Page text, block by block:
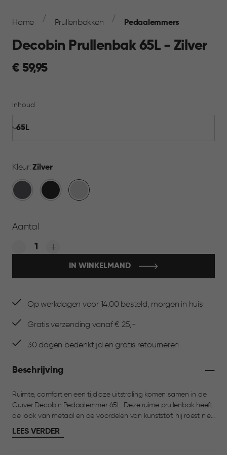
Navigation
Home Prullenbakken Pedaalemmers
Decobin Prullenbak 65L - Zilver
€
€ 59,95
Inhoud
Kleur:Zilver
Grijs Zwart Zilver
Aantal
Quantity:
IN WINKELMAND
Op werkdagen voor 14:00 besteld, morgen in huis
Gratis verzending vanaf € 25,-
30 dagen bedenktijd en gratis retourneren
Beschrijving
Ruimte, comfort en een tijdloze uitstraling komen samen in de
Curver Decobin Pedaalemmer 65L. Deze ruime prullenbak heeft
de look van metaal en de voordelen van kunststof: hij roest niet,
is licht van gewicht en eenvoudig schoon te maken.
Vingerafdrukken zijn nauwelijks zichtbaar, wat zorgt voor een
LEES VERDER